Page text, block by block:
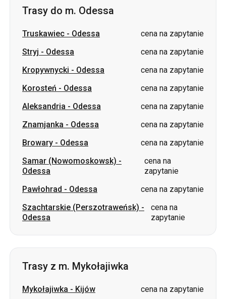
Trasy do m. Odessa
Truskawiec - Odessa
cena na zapytanie
Stryj - Odessa
cena na zapytanie
Kropywnycki - Odessa
cena na zapytanie
Korosteń - Odessa
cena na zapytanie
Aleksandria - Odessa
cena na zapytanie
Znamjanka - Odessa
cena na zapytanie
Browary - Odessa
cena na zapytanie
Samar (Nowomoskowsk) -
Odessa
cena na
zapytanie
Pawłohrad - Odessa
cena na zapytanie
Szachtarskie (Perszotraweńsk) -
Odessa
cena na
zapytanie
Trasy z m. Mykołajiwka
Mykołajiwka - Kijów
cena na zapytanie